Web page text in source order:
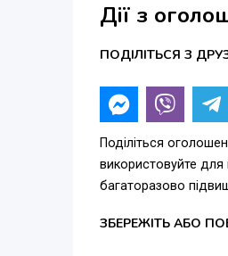
Дії з
ПОДІЛІТЬСЯ З
Поділіться
використовуйте
багаторазово
ЗБЕРЕЖІТЬ АБО